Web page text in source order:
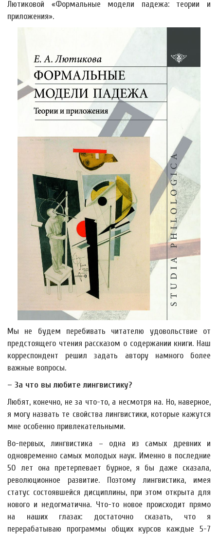
Лютиковой «Формальные модели падежа: теории и
приложения».
Мы не будем перебивать читателю удовольствие от
предстоящего чтения рассказом о содержании книги. Наш
корреспондент решил задать автору намного более
важные вопросы.
– За что вы любите лингвистику?
Любят, конечно, не за что-то, а несмотря на. Но, наверное,
я могу назвать те свойства лингвистики, которые кажутся
мне особенно привлекательными.
Во-первых, лингвистика – одна из самых древних и
одновременно самых молодых наук. Именно в последние
50 лет она претерпевает бурное, я бы даже сказала,
революционное развитие. Поэтому лингвистика, имея
статус состоявшейся дисциплины, при этом открыта для
нового и недогматична. Что-то новое происходит прямо
на наших глазах: достаточно сказать, что я
перерабатываю программы общих курсов каждые 5-7